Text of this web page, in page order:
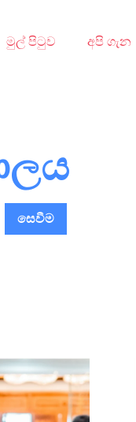
මුල් පිටුව අපි ගැන
සෙවීම